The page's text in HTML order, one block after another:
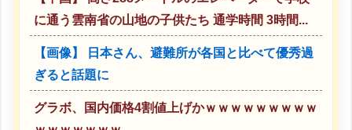
に通う雲南省の山地の子供たち 通学時間 3時間...
【画像】 日本さん、避難所が各国と比べて優秀過
ぎると話題に
グラボ、国内価格4割値上げかｗｗｗｗｗｗｗｗｗ